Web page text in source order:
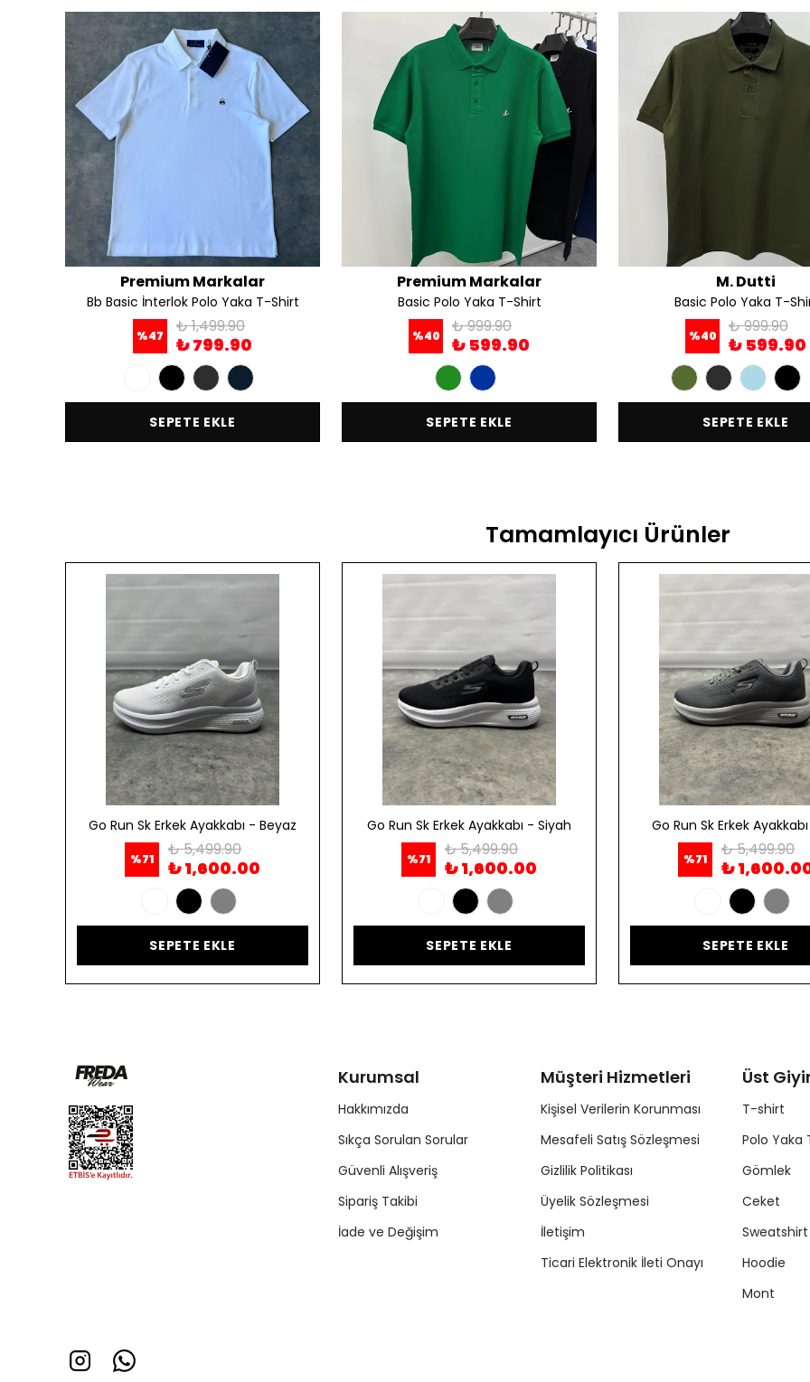
Premium Markalar
Bb Basic İnterlok Polo Yaka T-Shirt
%47 ₺ 1,499.90
₺ 799.90
SEPETE EKLE
Premium Markalar
Basic Polo Yaka T-Shirt
%40 ₺ 999.90
₺ 599.90
SEPETE EKLE
M. Dutti
Basic Polo Yaka T-
%40 ₺ 999.90
₺ 599.90
SEPETE EKLE
Tamamlayıcı Ürünler
Go Run Sk Erkek Ayakkabı - Beyaz
%71 ₺ 5,499.90
₺ 1,600.00
SEPETE EKLE
Go Run Sk Erkek Ayakkabı - Siyah
%71 ₺ 5,499.90
₺ 1,600.00
SEPETE EKLE
Go Run Sk Erkek
%71 ₺ 5,499.90
₺
SEPETE EKLE
Kurumsal
Hakkımızda
Sıkça Sorulan Sorular
Güvenli Alışveriş
Sipariş Takibi
İade ve Değişim
Müşteri Hizmetleri
Kişisel Verilerin Korunması
Mesafeli Satış Sözleşmesi
Gizlilik Politikası
Üyelik Sözleşmesi
İletişim
Ticari Elektronik İleti Onayı
Üst
T-shirt
Polo Yaka
Gömlek
Ceket
Sweatshirt
Hoodie
Mont